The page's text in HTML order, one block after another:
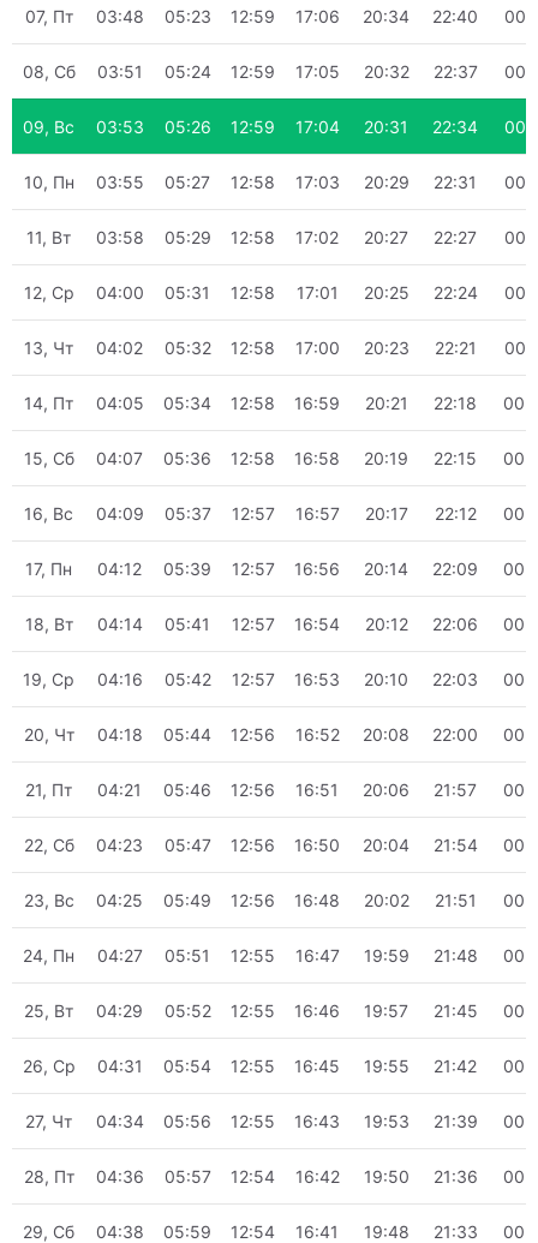
07, Пт 03:48 05:23 12:59 17:06 20:34 22:40
08, Сб 03:51 05:24 12:59 17:05 20:32 22:37
09, Вс 03:53 05:26 12:59 17:04 20:31 22:34
10, Пн 03:55 05:27 12:58 17:03 20:29 22:31
11, Вт 03:58 05:29 12:58 17:02 20:27 22:27
12, Ср 04:00 05:31 12:58 17:01 20:25 22:24
13, Чт 04:02 05:32 12:58 17:00 20:23 22:21
14, Пт 04:05 05:34 12:58 16:59 20:21 22:18
15, Сб 04:07 05:36 12:58 16:58 20:19 22:15
16, Вс 04:09 05:37 12:57 16:57 20:17 22:12
17, Пн 04:12 05:39 12:57 16:56 20:14 22:09
18, Вт 04:14 05:41 12:57 16:54 20:12 22:06
19, Ср 04:16 05:42 12:57 16:53 20:10 22:03
20, Чт 04:18 05:44 12:56 16:52 20:08 22:00
21, Пт 04:21 05:46 12:56 16:51 20:06 21:57
22, Сб 04:23 05:47 12:56 16:50 20:04 21:54
23, Вс 04:25 05:49 12:56 16:48 20:02 21:51
24, Пн 04:27 05:51 12:55 16:47 19:59 21:48
25, Вт 04:29 05:52 12:55 16:46 19:57 21:45
26, Ср 04:31 05:54 12:55 16:45 19:55 21:42
27, Чт 04:34 05:56 12:55 16:43 19:53 21:39
28, Пт 04:36 05:57 12:54 16:42 19:50 21:36
29, Сб 04:38 05:59 12:54 16:41 19:48 21:33